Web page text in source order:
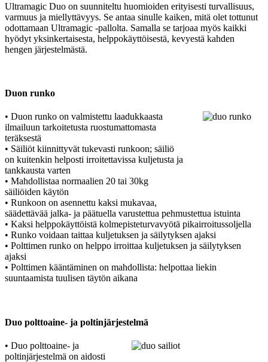
Ultramagic Duo on suunniteltu huomioiden erityisesti turvallisuus,
varmuus ja miellyttävyys. Se antaa sinulle kaiken, mitä olet tottunut
odottamaan Ultramagic -pallolta. Samalla se tarjoaa myös kaikki
hyödyt yksinkertaisesta, helppokäyttöisestä, kevyestä kahden
hengen järjestelmästä.
Duon runko
• Duon runko on valmistettu laadukkaasta
ilmailuun tarkoitetusta ruostumattomasta
teräksestä
• Säiliöt kiinnittyvät tukevasti runkoon; säiliö
on kuitenkin helposti irroitettavissa kuljetusta ja
tankkausta varten
• Mahdollistaa normaalien 20 tai 30kg
säiliöiden käytön
• Runkoon on asennettu kaksi mukavaa,
säädettävää jalka- ja päätuella varustettua pehmustettua istuinta
• Kaksi helppokäyttöistä kolmepisteturvavyötä pikairroitussoljella
• Runko voidaan taittaa kuljetuksen ja säilytyksen ajaksi
• Polttimen runko on helppo irroittaa kuljetuksen ja säilytyksen
ajaksi
• Polttimen kääntäminen on mahdollista: helpottaa liekin
suuntaamista tuulisen täytön aikana
Duo polttoaine- ja poltinjärjestelmä
• Duo polttoaine- ja
poltinjärjestelmä on aidosti